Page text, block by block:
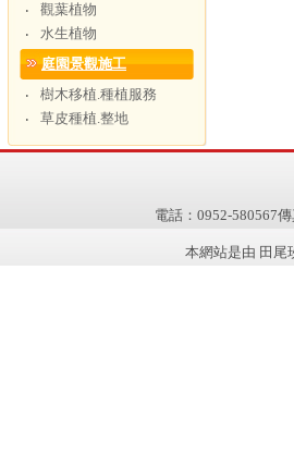
‧
觀葉植物
‧
水生植物
庭園景觀施工
‧
樹木移植.種植服務
‧
草皮種植.整地
電話：0952-580567
本網站是由 田尾